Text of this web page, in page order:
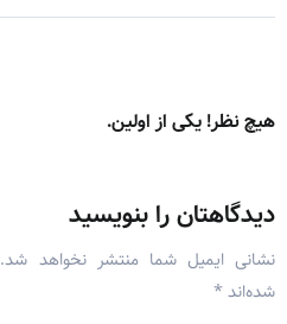
هیچ نظر! یکی از اولین.
دیدگاهتان را بنویسید
نشانی ایمیل شما منتشر نخواهد شد.
شده‌اند *